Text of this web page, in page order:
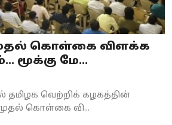
கொள்கை விளக்க
மூக்கு மே...
தமிழக வெற்றிக் கழகத்தின்
கொள்கை வி...